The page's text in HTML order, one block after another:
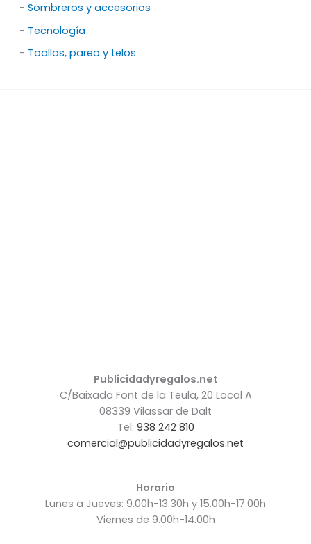
- Sombreros y accesorios
- Tecnología
- Toallas, pareo y telos
Publicidadyregalos.net
C/Baixada Font de la Teula, 20 Local A
08339 Vilassar de Dalt
Tel: 938 242 810
comercial@publicidadyregalos.net
Horario
Lunes a Jueves: 9.00h-13.30h y 15.00h-17.00h
Viernes de 9.00h-14.00h